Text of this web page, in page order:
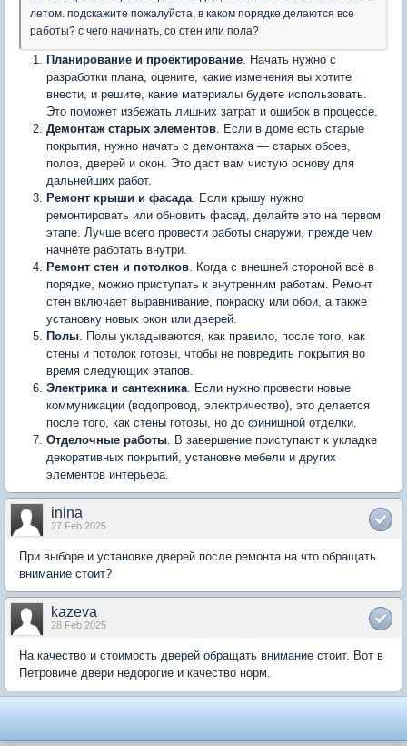
летом. подскажите пожалуйста, в каком порядке делаются все
работы? с чего начинать, со стен или пола?
Планирование и проектирование. Начать нужно с
разработки плана, оцените, какие изменения вы хотите
внести, и решите, какие материалы будете использовать.
Это поможет избежать лишних затрат и ошибок в процессе.
Демонтаж старых элементов. Если в доме есть старые
покрытия, нужно начать с демонтажа — старых обоев,
полов, дверей и окон. Это даст вам чистую основу для
дальнейших работ.
Ремонт крыши и фасада. Если крышу нужно
ремонтировать или обновить фасад, делайте это на первом
этапе. Лучше всего провести работы снаружи, прежде чем
начнёте работать внутри.
Ремонт стен и потолков. Когда с внешней стороной всё в
порядке, можно приступать к внутренним работам. Ремонт
стен включает выравнивание, покраску или обои, а также
установку новых окон или дверей.
Полы. Полы укладываются, как правило, после того, как
стены и потолок готовы, чтобы не повредить покрытия во
время следующих этапов.
Электрика и сантехника. Если нужно провести новые
коммуникации (водопровод, электричество), это делается
после того, как стены готовы, но до финишной отделки.
Отделочные работы. В завершение приступают к укладке
декоративных покрытий, установке мебели и других
элементов интерьера.
inina
27 Feb 2025
При выборе и установке дверей после ремонта на что обращать
внимание стоит?
kazeva
28 Feb 2025
На качество и стоимость дверей обращать внимание стоит. Вот в
Петровиче двери недорогие и качество норм.